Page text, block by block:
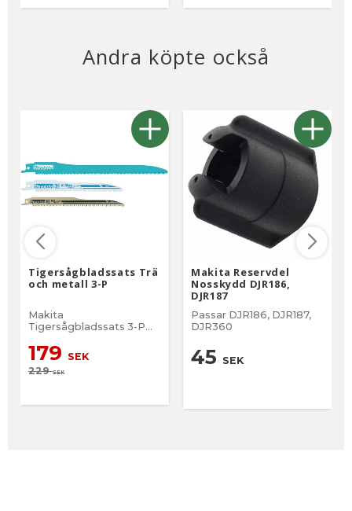
Andra köpte också
Tigersågbladssats Trä
och metall 3-P
Makita
Tigersågbladssats 3-P
179 SEK
229SEK
Makita Reservdel
Nosskydd DJR186,
DJR187
Passar DJR186, DJR187,
DJR360
45 SEK